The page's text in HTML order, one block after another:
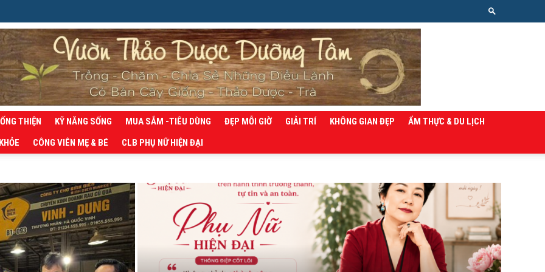
THIỆN KỸ NĂNG SỐNG MUA SẮM -TIÊU DÙNG ĐẸP MỖI GIỜ GIẢI TRÍ KHÔNG GIAN ĐẸP
ẨM THỰC & DU LỊCH
CÔNG VIÊN MẸ & BÉ CLB PHỤ NỮ HIỆN ĐẠI